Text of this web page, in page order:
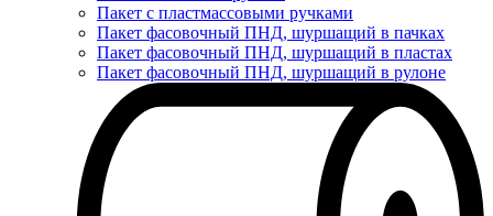
Пакет с пластмассовыми ручками
Пакет фасовочный ПНД, шуршащий в пачках
Пакет фасовочный ПНД, шуршащий в пластах
Пакет фасовочный ПНД, шуршащий в рулоне